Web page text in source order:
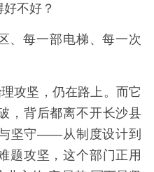
不好？
、每一部电梯、每一次
攻坚，仍在路上。而它
，背后都离不开长沙县
坚守——从制度设计到
题攻坚，这个部门正用